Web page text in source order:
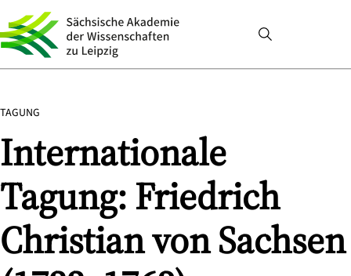
TAGUNG
Internationale
Tagung: Friedrich
Christian von Sachsen